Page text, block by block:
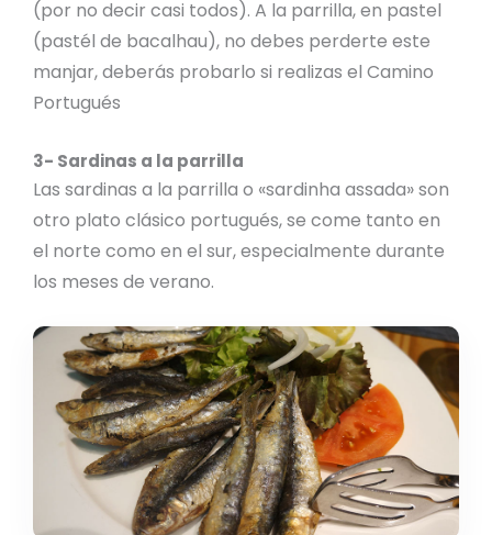
(por no decir casi todos). A la parrilla, en pastel
(pastél de bacalhau), no debes perderte este
manjar, deberás probarlo si realizas el Camino
Portugués
3- Sardinas a la parrilla
Las sardinas a la parrilla o «sardinha assada» son
otro plato clásico portugués, se come tanto en
el norte como en el sur, especialmente durante
los meses de verano.